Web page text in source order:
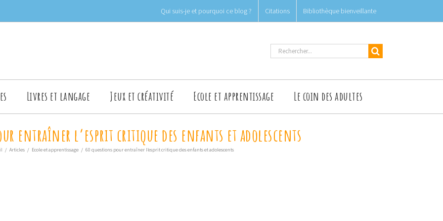
Qui suis-je et pourquoi ce blog ? Citations Bibliothèque bienveillante
Rechercher
Livres et langage Jeux et créativité Ecole et apprentissage Le coin des adultes
entraîner l’esprit critique des enfants et adolescents
/ Articles / Ecole et apprentissage / 60 questions pour entraîner l’esprit critique des enfants et adolescents